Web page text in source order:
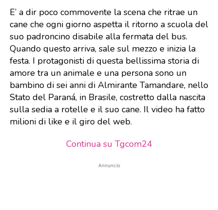
E’ a dir poco commovente la scena che ritrae un
cane che ogni giorno aspetta il ritorno a scuola del
suo padroncino disabile alla fermata del bus.
Quando questo arriva, sale sul mezzo e inizia la
festa. I protagonisti di questa bellissima storia di
amore tra un animale e una persona sono un
bambino di sei anni di Almirante Tamandare, nello
Stato del Paraná, in Brasile, costretto dalla nascita
sulla sedia a rotelle e il suo cane. Il video ha fatto
milioni di like e il giro del web.
Continua su Tgcom24
Annuncio